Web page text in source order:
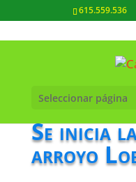
615.559.536
Seleccionar página
Se inicia
arroyo